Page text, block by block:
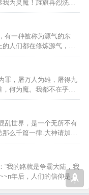
为灵魔！旌旗再烈洗天
有一种被称为源气的东
人们都在修炼源气，这
罪，屠万人为雄，屠得九
何为魔。我都不在乎，
乱世界，是一个无所不有
么千篇一律.大神请加群
“我的路就是争霸大陆，我
年后，人们的信仰是什